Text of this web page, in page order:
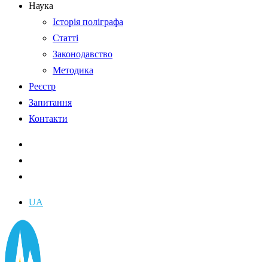
Наука
Історія поліграфа
Статті
Законодавство
Методика
Реєстр
Запитання
Контакти
UA